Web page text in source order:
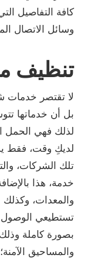
كافة التفاصيل
وسائل الاتصال
تنظيف
لا تقتصر خدمات
بل أن خدماتها
لذلك فهي الحمل
لديكِ وقت، فقط
تلك الشركات،
خدمة، هذا
والمعدات، وكذلك
تستطيعي الوصول
بصورة كاملة
والمساحيق